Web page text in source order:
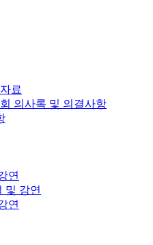
료
의사록 및 의결사항
연
및 강연
연